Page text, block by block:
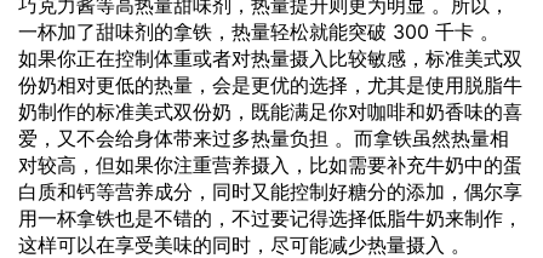
一杯加了甜味剂的拿铁，热量轻松就能突破 300 千卡 。
如果你正在控制体重或者对热量摄入比较敏感，标准美式双
份奶相对更低的热量，会是更优的选择，尤其是使用脱脂牛
奶制作的标准美式双份奶，既能满足你对咖啡和奶香味的喜
爱，又不会给身体带来过多热量负担 。而拿铁虽然热量相
对较高，但如果你注重营养摄入，比如需要补充牛奶中的蛋
白质和钙等营养成分，同时又能控制好糖分的添加，偶尔享
用一杯拿铁也是不错的，不过要记得选择低脂牛奶来制作，
这样可以在享受美味的同时，尽可能减少热量摄入 。